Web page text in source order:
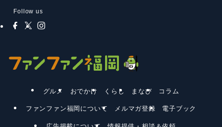
Follow us
グルメ おでかけ くらし まなび コラム
ファンファン福岡について メルマガ登録 電子ブック